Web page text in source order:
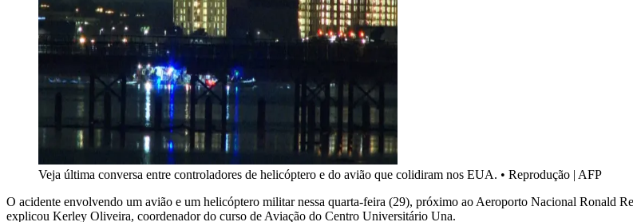
Veja última conversa entre controladores de helicóptero e do avião que colidiram nos EUA. • Reprodução | AFP
O acidente envolvendo um avião e um helicóptero militar nessa quarta-feira (29), próximo ao Aeroporto Nacional Ronald
explicou Kerley Oliveira, coordenador do curso de Aviação do Centro Universitário Una.